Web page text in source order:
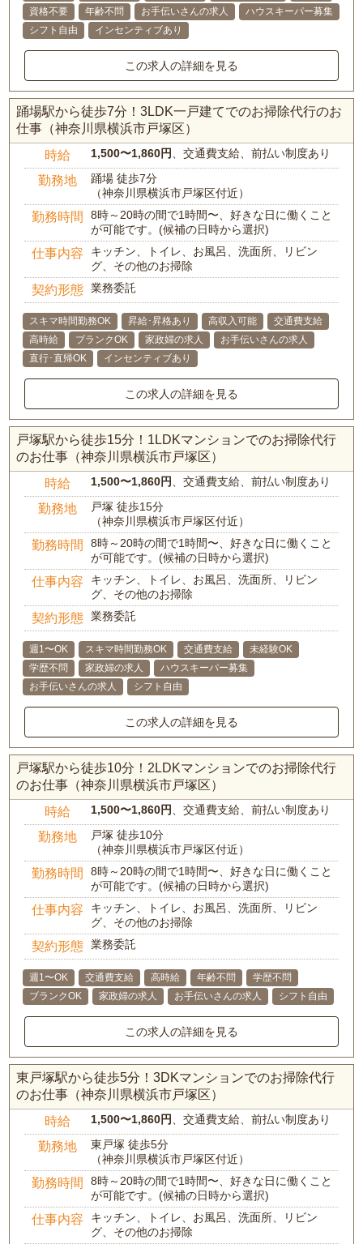
資格不要
年齢不問 お手伝いさんの求人
ハウスキーパー募集
シフト自由
インセンティブあり
この求人の詳細を見る
踊場駅から徒歩7分！3LDK一戸建てでのお掃除代行のお
仕事（神奈川県横浜市戸塚区）
時給 1,500〜1,860円 、交通費支給、前払い制度あり
勤務地
踊場 徒歩7分
（神奈川県横浜市戸塚区付近）
勤務時間
8時～20時の間で1時間〜、好きな日に働くこと
が可能です。(候補の日時から選択)
仕事内容
キッチン、トイレ、お風呂、洗面所、リビン
グ、その他のお掃除
契約形態 業務委託
スキマ時間勤務OK 昇給･昇格あり 高収入可能
交通費支給
高時給
ブランクOK 家政婦の求人
お手伝いさんの求人
直行･直帰OK
インセンティブあり
この求人の詳細を見る
戸塚駅から徒歩15分！1LDKマンションでのお掃除代行
のお仕事（神奈川県横浜市戸塚区）
時給 1,500〜1,860円 、交通費支給、前払い制度あり
勤務地
戸塚 徒歩15分
（神奈川県横浜市戸塚区付近）
勤務時間
8時～20時の間で1時間〜、好きな日に働くこと
が可能です。(候補の日時から選択)
仕事内容
キッチン、トイレ、お風呂、洗面所、リビン
グ、その他のお掃除
契約形態 業務委託
週1〜OK スキマ時間勤務OK 交通費支給
未経験OK
学歴不問
家政婦の求人
ハウスキーパー募集
お手伝いさんの求人
シフト自由
この求人の詳細を見る
戸塚駅から徒歩10分！2LDKマンションでのお掃除代行
のお仕事（神奈川県横浜市戸塚区）
時給 1,500〜1,860円 、交通費支給、前払い制度あり
勤務地
戸塚 徒歩10分
（神奈川県横浜市戸塚区付近）
勤務時間
8時～20時の間で1時間〜、好きな日に働くこと
が可能です。(候補の日時から選択)
仕事内容
キッチン、トイレ、お風呂、洗面所、リビン
グ、その他のお掃除
契約形態 業務委託
週1〜OK 交通費支給 高時給 年齢不問
学歴不問
ブランクOK
家政婦の求人 お手伝いさんの求人 シフト自由
この求人の詳細を見る
東戸塚駅から徒歩5分！3DKマンションでのお掃除代行
のお仕事（神奈川県横浜市戸塚区）
時給 1,500〜1,860円 、交通費支給、前払い制度あり
勤務地
東戸塚 徒歩5分
（神奈川県横浜市戸塚区付近）
勤務時間
8時～20時の間で1時間〜、好きな日に働くこと
が可能です。(候補の日時から選択)
仕事内容
キッチン、トイレ、お風呂、洗面所、リビン
グ、その他のお掃除